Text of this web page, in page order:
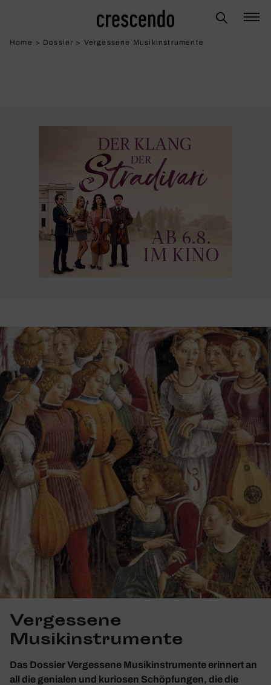
Home > Dossier > Vergessene Musikinstrumente
Vergessene
Musikinstrumente
Das Dossier Vergessene Musikinstrumente erinnert an
all die genialen und kuriosen Schöpfungen, die die